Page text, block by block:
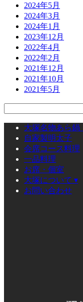
2024年5月
2024年3月
2024年1月
2023年12月
2022年4月
2022年2月
2021年12月
2021年10月
2021年5月
大塚名物あら鍋
自家製明太子
会席コース料理
一品料理
お席・個室
大塚について ▾
お問い合わせ